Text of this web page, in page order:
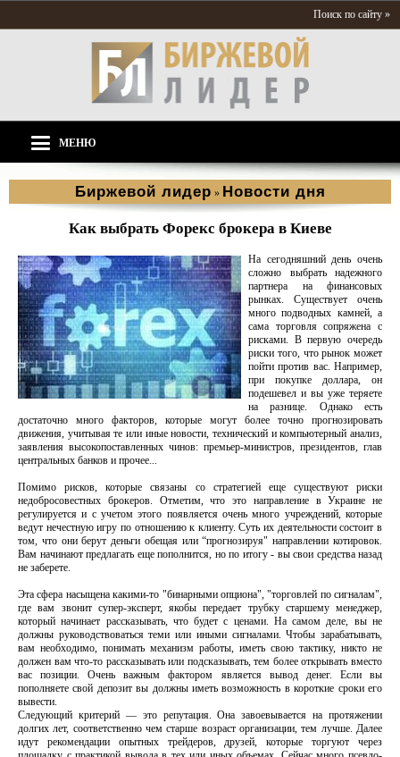
Поиск по сайту »
МЕНЮ
Биржевой лидер » Новости дня
Как выбрать Форекс брокера в Киеве
На сегодняшний день очень
сложно выбрать надежного
партнера на финансовых
рынках. Существует очень
много подводных камней, а
сама торговля сопряжена с
рисками. В первую очередь
риски того, что рынок может
пойти против вас. Например,
при покупке доллара, он
подешевел и вы уже теряете
на разнице. Однако есть
достаточно много факторов, которые могут более точно прогнозировать
движения, учитывая те или иные новости, технический и компьютерный анализ,
заявления высокопоставленных чинов: премьер-министров, президентов, глав
центральных банков и прочее...
Помимо рисков, которые связаны со стратегией еще существуют риски
недобросовестных брокеров. Отметим, что это направление в Украине не
регулируется и с учетом этого появляется очень много учреждений, которые
ведут нечестную игру по отношению к клиенту. Суть их деятельности состоит в
том, что они берут деньги обещая или “прогнозируя" направлении котировок.
Вам начинают предлагать еще пополнится, но по итогу - вы свои средства назад
не заберете.
Эта сфера насыщена какими-то "бинарными опциона", "торговлей по сигналам",
где вам звонит супер-эксперт, якобы передает трубку старшему менеджер,
который начинает рассказывать, что будет с ценами. На самом деле, вы не
должны руководствоваться теми или иными сигналами. Чтобы зарабатывать,
вам необходимо, понимать механизм работы, иметь свою тактику, никто не
должен вам что-то рассказывать или подсказывать, тем более открывать вместо
вас позиции. Очень важным фактором является вывод денег. Если вы
пополняете свой депозит вы должны иметь возможность в короткие сроки его
вывести.
Следующий критерий — это репутация. Она завоевывается на протяжении
долгих лет, соответственно чем старше возраст организации, тем лучше. Далее
идут рекомендации опытных трейдеров, друзей, которые торгуют через